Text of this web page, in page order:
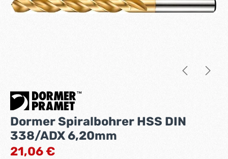
Dormer Spiralbohrer HSS DIN
338/ADX 6,20mm
Regulärer Preis:
21,06 €